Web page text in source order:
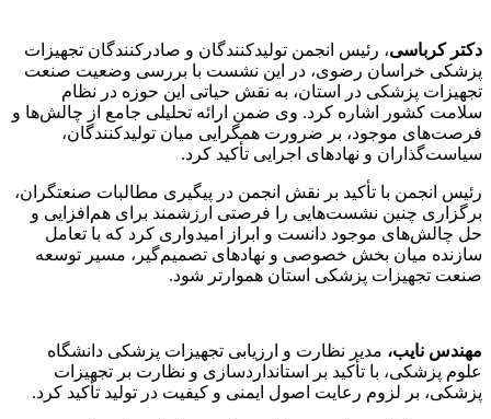
دکتر کرباسی، رئیس انجمن تولیدکنندگان و صادرکنندگان تجهیزات
پزشکی خراسان رضوی، در این نشست با بررسی وضعیت صنعت
تجهیزات پزشکی در استان، به نقش حیاتی این حوزه در نظام
سلامت کشور اشاره کرد. وی ضمن ارائه تحلیلی جامع از چالش‌ها و
فرصت‌های موجود، بر ضرورت همگرایی میان تولیدکنندگان،
سیاست‌گذاران و نهادهای اجرایی تأکید کرد.
رئیس انجمن با تأکید بر نقش انجمن در پیگیری مطالبات صنعتگران،
برگزاری چنین نشست‌هایی را فرصتی ارزشمند برای هم‌افزایی و
حل چالش‌های موجود دانست و ابراز امیدواری کرد که با تعامل
سازنده میان بخش خصوصی و نهادهای تصمیم‌گیر، مسیر توسعه
صنعت تجهیزات پزشکی استان هموارتر شود.
مهندس نایب، مدیر نظارت و ارزیابی تجهیزات پزشکی دانشگاه
علوم پزشکی، با تأکید بر استانداردسازی و نظارت بر تجهیزات
پزشکی، بر لزوم رعایت اصول ایمنی و کیفیت در تولید تأکید کرد.